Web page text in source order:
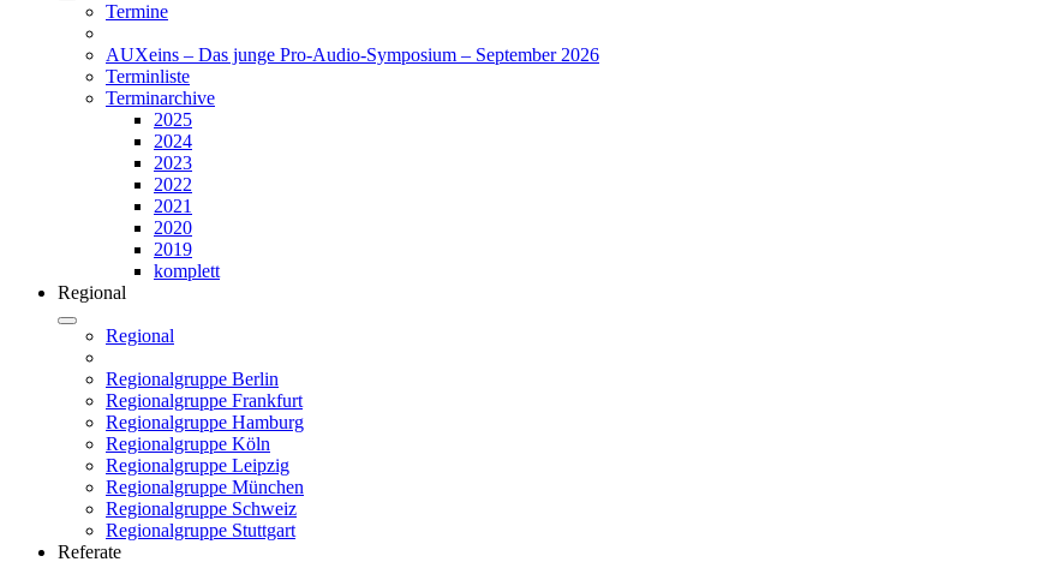
Termine
AUXeins – Das junge Pro-Audio-Symposium – September 2026
Terminliste
Terminarchive
2025
2024
2023
2022
2021
2020
2019
komplett
Regional
Regional
Regionalgruppe Berlin
Regionalgruppe Frankfurt
Regionalgruppe Hamburg
Regionalgruppe Köln
Regionalgruppe Leipzig
Regionalgruppe München
Regionalgruppe Schweiz
Regionalgruppe Stuttgart
Referate